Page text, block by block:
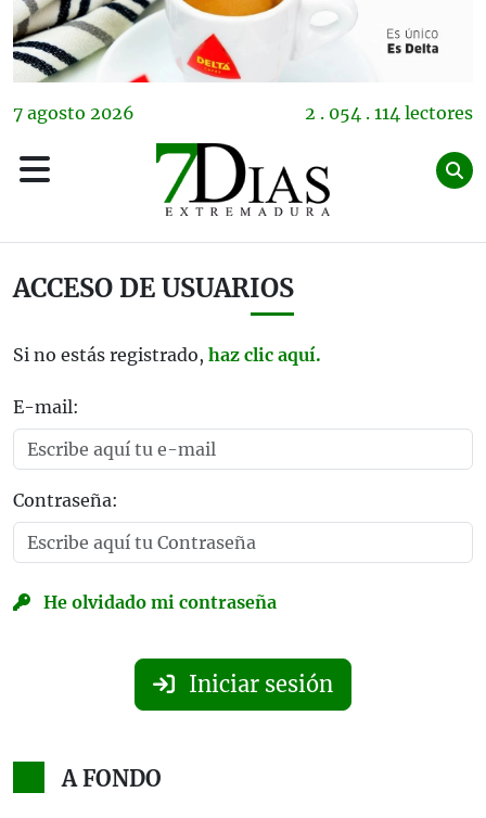
7 agosto 2026 2 . 054 . 114 lectores
ACCESO DE USUARIOS
Si no estás registrado, haz clic aquí.
E-mail:
Contraseña:
He olvidado mi contraseña
Iniciar sesión
A FONDO